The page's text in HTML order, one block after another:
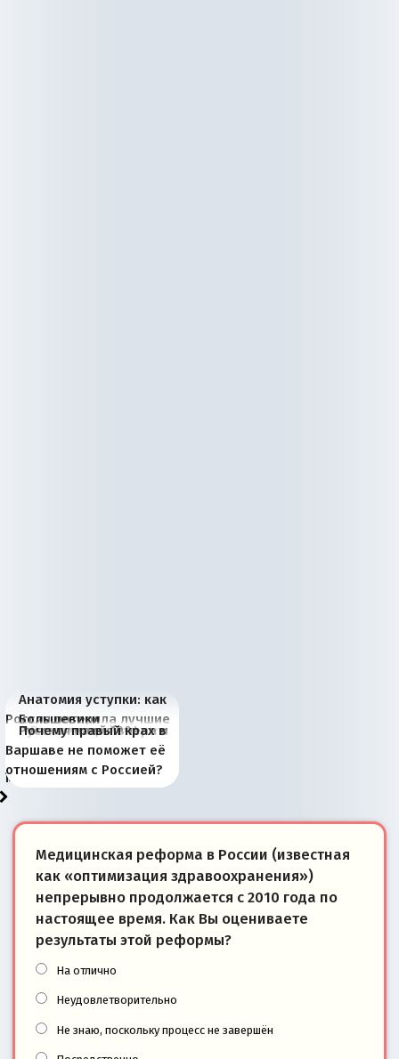
Анатомия уступки: как
Россия потеряла лучшие
рыбопромысловые
районы Баренцева
моря
Большевики
отличаются от «Яблока»
тем, что они -
победители
Киевская марионетка
Запада рассказала о
«переобувании» хозяев
В России назрели
перемены: 15 шагов к
суверенной экономике
Миграционный пожар
Европы
Россия начинает
сбрасывать балласт
Анкориджа
Россия зимой 1904
года: первые уступки во
внутренней политике
Русская нация вчера и
сегодня
Почему правый крах в
Варшаве не поможет её
отношениям с Россией?
Медицинская реформа в России (известная
как «оптимизация здравоохранения»)
непрерывно продолжается с 2010 года по
настоящее время. Как Вы оцениваете
результаты этой реформы?
На отлично
Неудовлетворительно
Не знаю, поскольку процесс не завершён